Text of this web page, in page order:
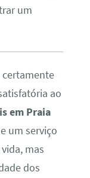
um
certamente
ao
em Praia
um serviço
mas
dos